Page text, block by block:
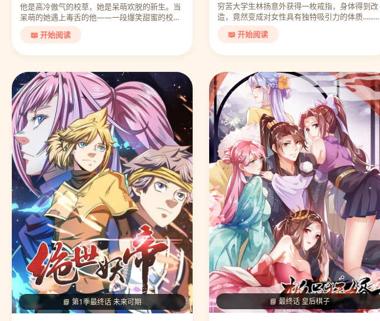
他是高冷傲气的校草，她是呆萌欢脱的新生。当
呆萌的她遇上毒舌的他——一段爆笑甜蜜的校园
故事。…
📖 开始阅读
穷苦大学生林扬意外获得一枚戒指，身体得到改
造，竟然变成对女性具有独特吸引力的体质......…
📖 开始阅读
📘 第1季最终话 未来可期 📘 最终话 皇后棋子